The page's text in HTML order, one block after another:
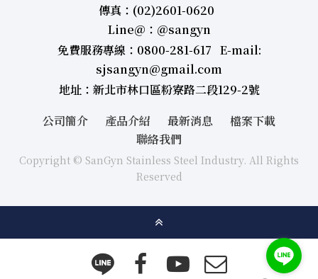
傳真：(02)2601-0620
Line＠：＠sangyn
免費服務專線：0800-281-617 E-mail:
sjsangyn@gmail.com
地址：新北市林口區粉寮路二段129-2號
公司簡介
產品介紹 最新消息
檔案下載
聯絡我們
Copyright © SanGyn Stainless Steel Industry. All Rights
Reserved